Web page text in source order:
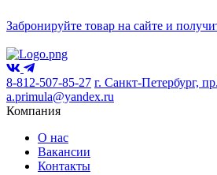
Забронируйте товар на сайте и
8-812-507-85-27 г. Санкт-Петербург,
a.primula@yandex.ru
Компания
О нас
Вакансии
Контакты